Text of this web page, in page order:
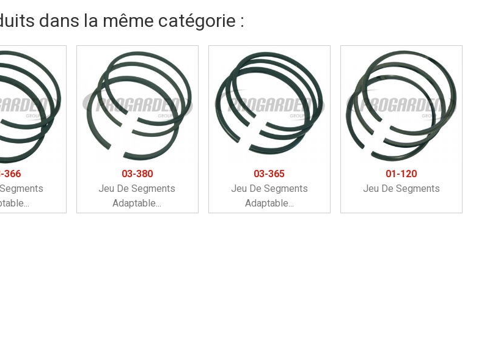
dans la même catégorie :
366
03-380
Jeu De Segments
Adaptable...
03-365
Jeu De Segments
Adaptable...
01-120
Jeu De Segments